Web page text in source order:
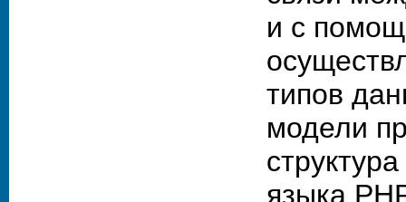
и с
типов
модели
языка